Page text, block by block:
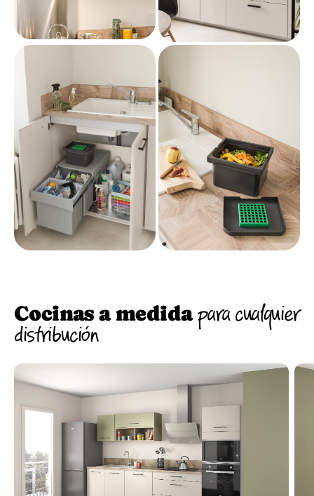
Cocinas a medidapara cualquier
distribución